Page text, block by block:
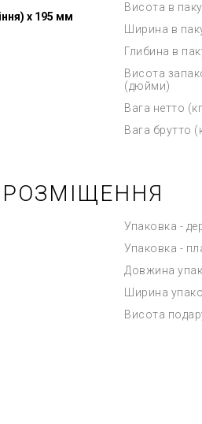
x 195 мм
Висота в
Ширина в
Глибина в
Висота
(дюйми)
Вага нетто
Вага брутто
Упаковка -
Упаковка -
Довжина
Ширина
Висота